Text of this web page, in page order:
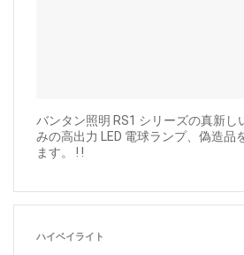
バンタン照明 RS1 シリーズの真新し
みの高出力 LED 電球ランプ、偽造品
ます。 ! !
ハイベイライト